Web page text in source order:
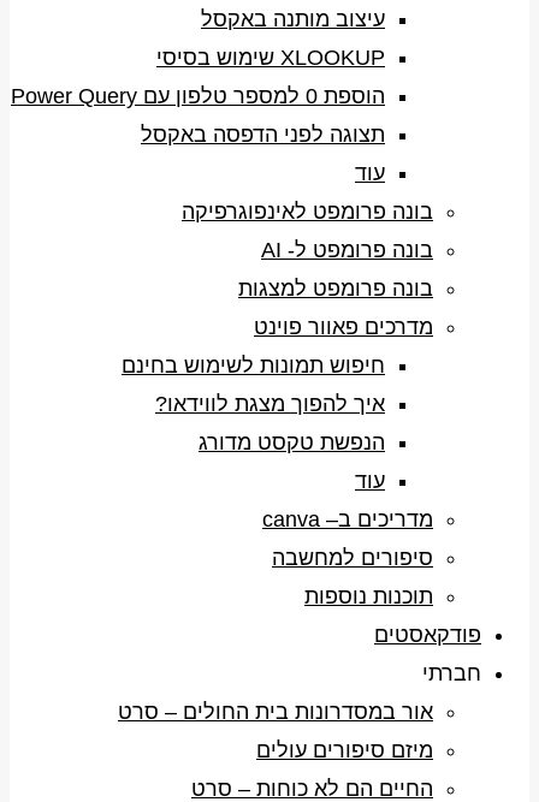
עיצוב מותנה באקסל
XLOOKUP שימוש בסיסי
הוספת 0 למספר טלפון עם Power Query
תצוגה לפני הדפסה באקסל
עוד
בונה פרומפט לאינפוגרפיקה
בונה פרומפט ל- AI
בונה פרומפט למצגות
מדרכים פאוור פוינט
חיפוש תמונות לשימוש בחינם
איך להפוך מצגת לווידאו?
הנפשת טקסט מדורג
עוד
מדריכים ב– canva
סיפורים למחשבה
תוכנות נוספות
פודקאסטים
חברתי
אור במסדרונות בית החולים – סרט
מיזם סיפורים עולים
החיים הם לא כוחות – סרט